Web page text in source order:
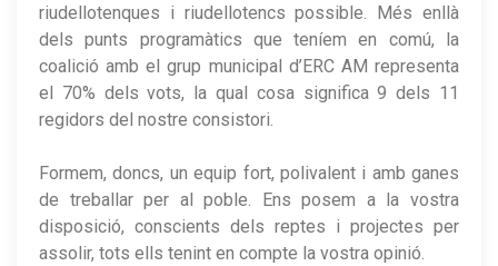
riudellotenques i riudellotencs possible. Més enllà
dels punts programàtics que teníem en comú, la
coalició amb el grup municipal d’ERC AM representa
el 70% dels vots, la qual cosa significa 9 dels 11
regidors del nostre consistori.
Formem, doncs, un equip fort, polivalent i amb ganes
de treballar per al poble. Ens posem a la vostra
disposició, conscients dels reptes i projectes per
assolir, tots ells tenint en compte la vostra opinió.